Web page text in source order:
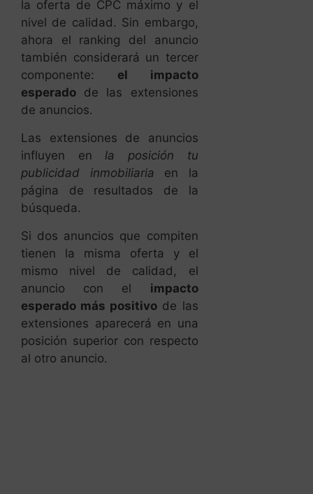
la oferta de CPC máximo y el
nivel de calidad. Sin embargo,
ahora el ranking del anuncio
también considerará un tercer
componente: el impacto
esperado de las extensiones
de anuncios.
Las extensiones de anuncios
influyen en la posición tu
publicidad inmobiliaria en la
página de resultados de la
búsqueda.
Si dos anuncios que compiten
tienen la misma oferta y el
mismo nivel de calidad, el
anuncio con el impacto
esperado más positivo de las
extensiones aparecerá en una
posición superior con respecto
al otro anuncio.